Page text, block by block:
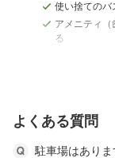
使い捨てのバ
アメニティ
る
よくある質問
駐車場はありま